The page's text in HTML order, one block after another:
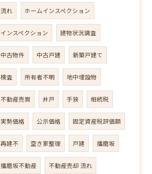
流れ ホームインスペクション
インスペクション 建物状況調査
中古物件 中古戸建 新築戸建て
検査 所有者不明 地中埋設物
不動産売買 井戸 手狭 相続税
実勢価格 公示価格 固定資産税評価額
再建不 空き家整理 戸建 播磨坂
播磨坂不動産 不動産売却 流れ